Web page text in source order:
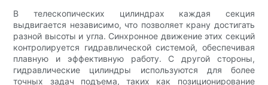
В телескопических цилиндрах каждая секция
выдвигается независимо, что позволяет крану достигать
разной высоты и угла. Синхронное движение этих секций
контролируется гидравлической системой, обеспечивая
плавную и эффективную работу. С другой стороны,
гидравлические цилиндры используются для более
точных задач подъема, таких как позиционирование